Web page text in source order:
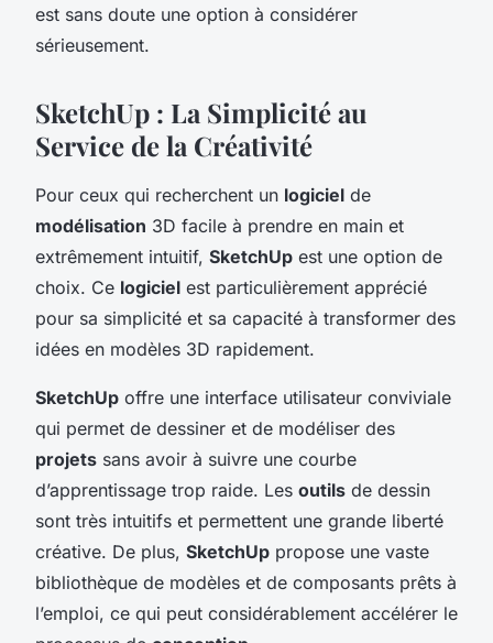
est sans doute une option à considérer
sérieusement.
SketchUp : La Simplicité au
Service de la Créativité
Pour ceux qui recherchent un logiciel de
modélisation 3D facile à prendre en main et
extrêmement intuitif, SketchUp est une option de
choix. Ce logiciel est particulièrement apprécié
pour sa simplicité et sa capacité à transformer des
idées en modèles 3D rapidement.
SketchUp offre une interface utilisateur conviviale
qui permet de dessiner et de modéliser des
projets sans avoir à suivre une courbe
d’apprentissage trop raide. Les outils de dessin
sont très intuitifs et permettent une grande liberté
créative. De plus, SketchUp propose une vaste
bibliothèque de modèles et de composants prêts à
l’emploi, ce qui peut considérablement accélérer le